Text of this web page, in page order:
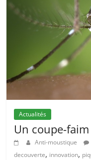
Actualités
Un coupe-
Anti-moustique
decouverte, innovation,